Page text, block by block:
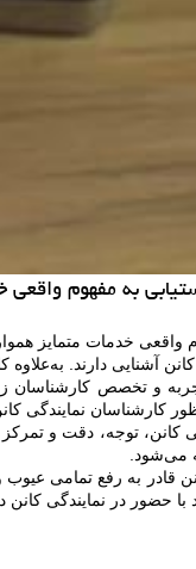
به مفهوم
واقعی خدمات متمایز
آشنایی دارند.
تجربه و تخصص
کارشناسان
کانن، توجه، دقت و
می‌شود.
قادر به رفع تمامی
حضور در نمایندگی